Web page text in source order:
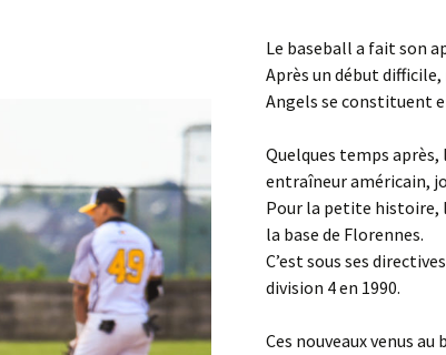
Le baseball a fait son
Après un début
Angels se constituent
Quelques temps après,
entraîneur américain,
Pour la petite histoire,
la base de Florennes.
C’est sous ses
division 4 en 1990.
Ces nouveaux venus